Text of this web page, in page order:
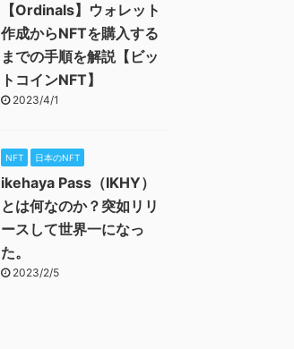
【Ordinals】ウォレット
作成からNFTを購入する
までの手順を解説【ビッ
トコインNFT】
2023/4/1
NFT 日本のNFT
ikehaya Pass（IKHY）
とは何なのか？突如リリ
ースして世界一になっ
た。
2023/2/5